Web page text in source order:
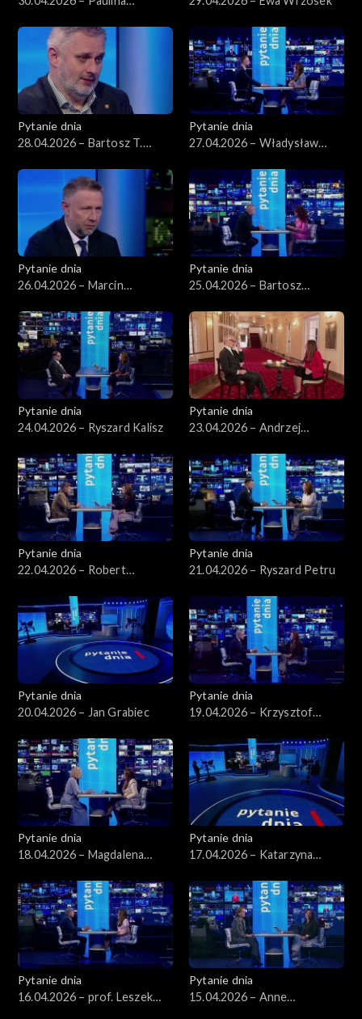
Pytanie dnia
28.04.2026 – Bartosz T.
Pytanie dnia
27.04.2026 – Władysław
Pytanie dnia
26.04.2026 – Marcin
Pytanie dnia
25.04.2026 – Bartosz
Pytanie dnia
24.04.2026 – Ryszard Kalisz
Pytanie dnia
23.04.2026 – Andrzej
Pytanie dnia
22.04.2026 – Robert
Pytanie dnia
21.04.2026 – Ryszard Petru
Pytanie dnia
20.04.2026 – Jan Grabiec
Pytanie dnia
19.04.2026 – Krzysztof
Pytanie dnia
18.04.2026 – Magdalena
Pytanie dnia
17.04.2026 – Katarzyna
Pytanie dnia
16.04.2026 – prof. Leszek
Pytanie dnia
15.04.2026 – Anne